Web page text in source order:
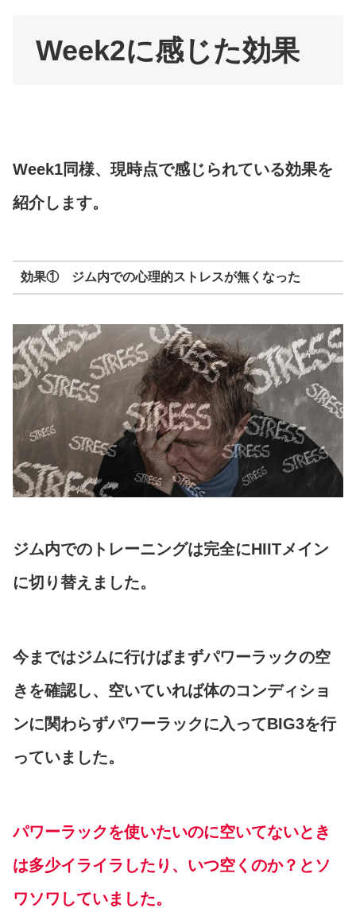
Week2に感じた効果
Week1同様、現時点で感じられている効果を
紹介します。
効果① ジム内での心理的ストレスが無くなった
ジム内でのトレーニングは完全にHIITメイン
に切り替えました。
今まではジムに行けばまずパワーラックの空
きを確認し、空いていれば体のコンディショ
ンに関わらずパワーラックに入ってBIG3を行
っていました。
パワーラックを使いたいのに空いてないとき
は多少イライラしたり、いつ空くのか？とソ
ワソワしていました。